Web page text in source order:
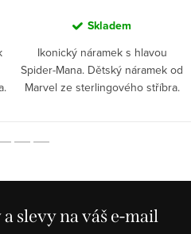
Skladem
Ikonický náramek s hlavou
Spider-Mana. Dětský náramek od
Marvel ze sterlingového stříbra.
slevy na váš e-mail